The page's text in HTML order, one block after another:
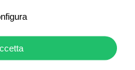
Chiusura Farfallina